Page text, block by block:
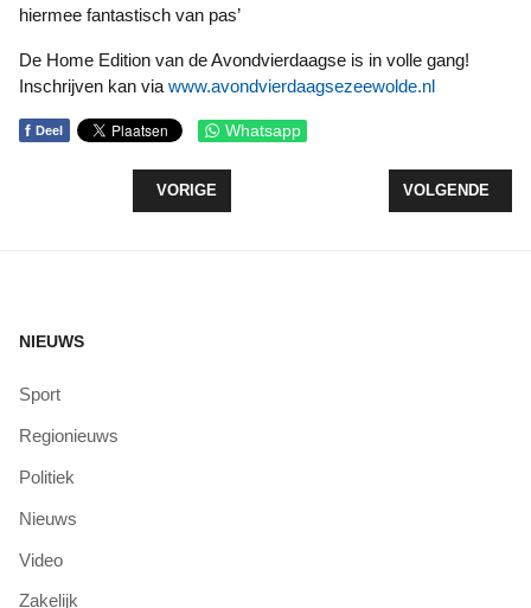
hiermee fantastisch van pas’
De Home Edition van de Avondvierdaagse is in volle gang!
Inschrijven kan via www.avondvierdaagsezeewolde.nl
f Deel Whatsapp
VORIG ARTIKEL: STATIEGELD VOOR VELUWSE
VORIGE VOLGENDE
VOLGENDE
NIEUWS
Sport
Regionieuws
Politiek
Nieuws
Video
Zakelijk